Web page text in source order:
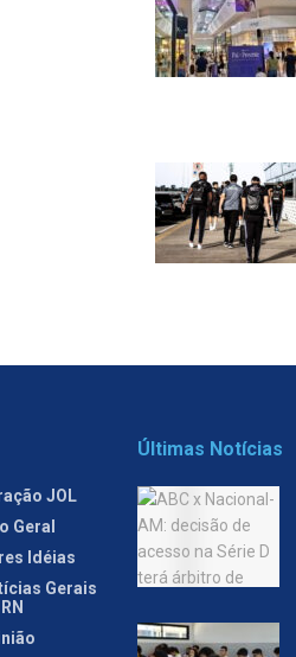
JOL
Geral
Idéias
Gerais
Últimas Notícias